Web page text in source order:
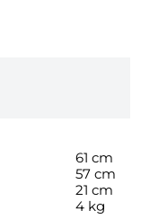
61 cm
57 cm
21 cm
4 kg